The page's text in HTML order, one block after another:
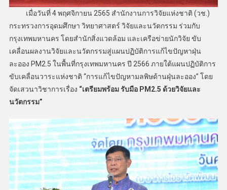
เมื่อวันที่ 4 พฤศจิกายน 2565 สำนักงานการวิจัยแห่งชาติ (วช.)
กระทรวงการอุดมศึกษา วิทยาศาสตร์ วิจัยและนวัตกรรม ร่วมกับ
กรุงเทพมหานคร โดยสำนักสิ่งแวดล้อม และเครือข่ายนักวิจัย ขับ
เคลื่อนผลงานวิจัยและนวัตกรรมสู่แผนปฏิบัติการแก้ไขปัญหาฝุ่น
ละออง PM2.5 ในพื้นที่กรุงเทพมหานคร ปี 2566 ภายใต้แผนปฏิบัติการ
ขับเคลื่อนวาระแห่งชาติ “การแก้ไขปัญหามลพิษด้านฝุ่นละออง” โดย
จัดเสวนาวิชาการเรื่อง “เตรียมพร้อม รับมือ PM2.5 ด้วยวิจัยและ
นวัตกรรม”